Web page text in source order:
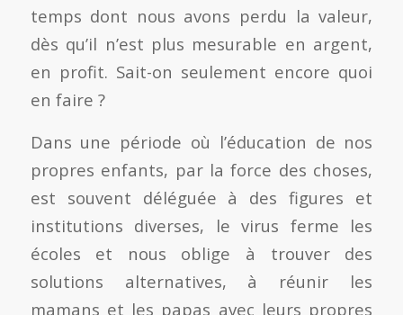
temps dont nous avons perdu la valeur,
dès qu’il n’est plus mesurable en argent,
en profit. Sait-on seulement encore quoi
en faire ?
Dans une période où l’éducation de nos
propres enfants, par la force des choses,
est souvent déléguée à des figures et
institutions diverses, le virus ferme les
écoles et nous oblige à trouver des
solutions alternatives, à réunir les
mamans et les papas avec leurs propres